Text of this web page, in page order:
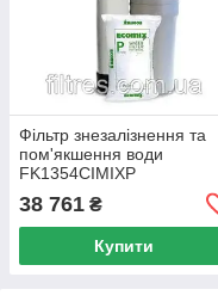
Фільтр знезалізнення та
пом'якшення води
FK1354CIMIXP
38 761 ₴
Купити